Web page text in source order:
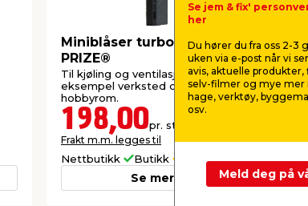
Miniblåser turbo 200 W -
PRIZE®
Til kjøling og ventilasjon i for
eksempel verksted og
hobbyrom.
198,00pr. stk.
Frakt m.m. legges til
Nettbutikk Butikk
Se mer
For
og
Se jem & fix'
her
Du hører du fra oss 2-3
uken via e-post når vi
avis, aktuelle
selv-filmer og mye mer
hage, verktøy,
osv.
Meld deg på